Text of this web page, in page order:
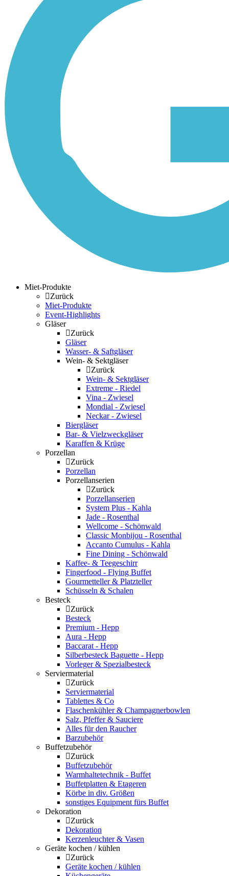
Miet-Produkte
Zurück
Miet-Produkte
Event-Highlights
Gläser
Zurück
Gläser
Wasser- & Saftgläser
Wein- & Sektgläser
Zurück
Wein- & Sektgläser
Extreme - Riedel
Vina - Zwiesel
Mondial - Zwiesel
Neckar - Zwiesel
Biergläser
Bar- & Vielzweckgläser
Karaffen & Krüge
Porzellan
Zurück
Porzellan
Porzellanserien
Zurück
Porzellanserien
System Plus - Kahla
Jade - Rosenthal
Wellcome - Schönwald
Classic Monbijou - Rosenthal
Accanto Cumulus - Kahla
Fine Dining - Schönwald
Kaffee- & Teegeschirr
Fingerfood - Flying Buffet
Gourmetteller & Platzteller
Schüsseln & Schalen
Besteck
Zurück
Besteck
Premium - Hepp
Aura - Hepp
Baccarat - Hepp
Silberbesteck Baguette - Hepp
Vorleger & Spezialbesteck
Serviermaterial
Zurück
Serviermaterial
Tablettes & Co
Flaschenkühler & Champagnerbowlen
Salz, Pfeffer & Sauciere
Alles für den Raucher
Barzubehör
Buffetzubehör
Zurück
Buffetzubehör
Warmhaltetechnik - Buffet
Buffetplatten & Etageren
Körbe in div. Größen
sonstiges Equipment fürs Buffet
Dekoration
Zurück
Dekoration
Kerzenleuchter & Vasen
Geräte kochen / kühlen
Zurück
Geräte kochen / kühlen